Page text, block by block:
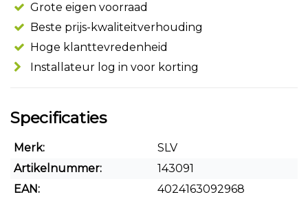
Grote eigen voorraad
Beste prijs-kwaliteitverhouding
Hoge klanttevredenheid
Installateur log in voor korting
Specificaties
Merk:
SLV
Artikelnummer:
143091
EAN:
4024163092968